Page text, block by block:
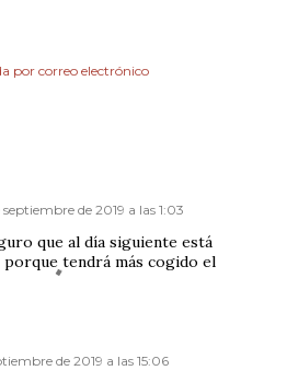
por correo electrónico
septiembre de 2019 a las 1:03
que al día siguiente está
porque tendrá más cogido el
de 2019 a las 15:06